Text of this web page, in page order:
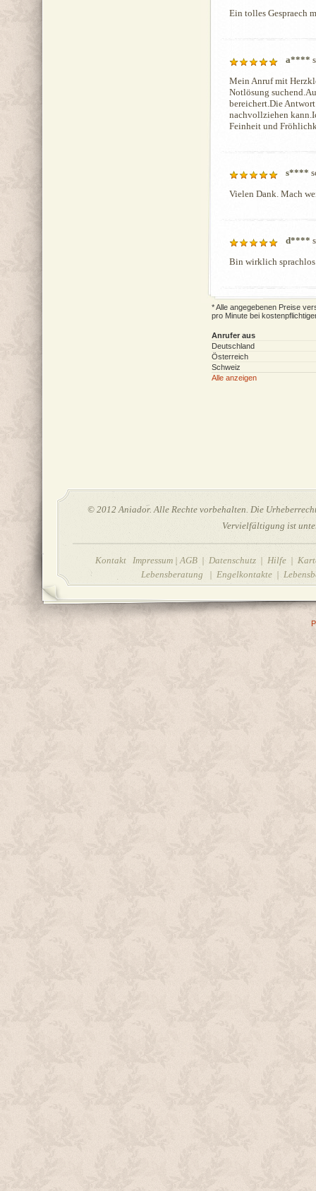
Ein tolles Gespraech
a****
Mein Anruf mit
Notlösung
bereichert.Die
nachvollziehen
Feinheit und
s****
Vielen Dank. Mach
d****
Bin wirklich
* Alle angegebenen Preise
pro Minute bei
Anrufer aus
Deutschland
Österreich
Schweiz
Alle anzeigen
© 2012 Aniador. Alle Rechte vorbehalten. Die
Vervielfältigung ist
Kontakt Impressum |AGB | Datenschutz | Hilfe |
Lebensberatung | Engelkontakte |